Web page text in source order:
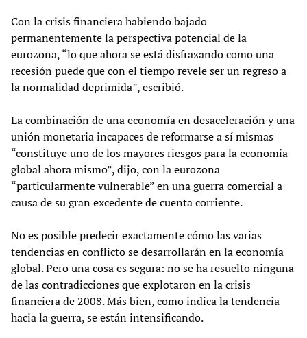
Con la crisis financiera habiendo bajado
permanentemente la perspectiva potencial de la
eurozona, “lo que ahora se está disfrazando como una
recesión puede que con el tiempo revele ser un regreso a
la normalidad deprimida”, escribió.
La combinación de una economía en desaceleración y una
unión monetaria incapaces de reformarse a sí mismas
“constituye uno de los mayores riesgos para la economía
global ahora mismo”, dijo, con la eurozona
“particularmente vulnerable” en una guerra comercial a
causa de su gran excedente de cuenta corriente.
No es posible predecir exactamente cómo las varias
tendencias en conflicto se desarrollarán en la economía
global. Pero una cosa es segura: no se ha resuelto ninguna
de las contradicciones que explotaron en la crisis
financiera de 2008. Más bien, como indica la tendencia
hacia la guerra, se están intensificando.